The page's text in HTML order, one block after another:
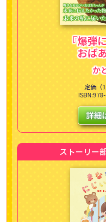
『爆弾
おば
か
定価（
詳細
ストーリー